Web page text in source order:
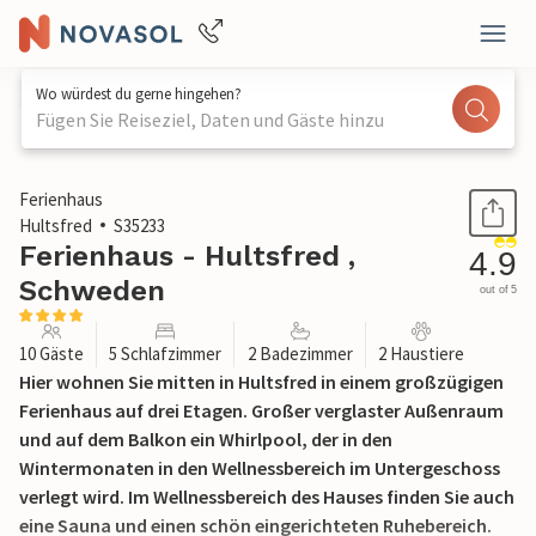
Wo würdest du gerne hingehen?
Fügen Sie Reiseziel, Daten und Gäste hinzu
1 / 40
Ferienhaus
Hultsfred
S35233
Ferienhaus - Hultsfred ,
Schweden
4.9
out of 5
10 Gäste 5 Schlafzimmer 2 Badezimmer 2 Haustiere
Hier wohnen Sie mitten in Hultsfred in einem großzügigen
Ferienhaus auf drei Etagen. Großer verglaster Außenraum
und auf dem Balkon ein Whirlpool, der in den
Wintermonaten in den Wellnessbereich im Untergeschoss
verlegt wird. Im Wellnessbereich des Hauses finden Sie auch
eine Sauna und einen schön eingerichteten Ruhebereich.